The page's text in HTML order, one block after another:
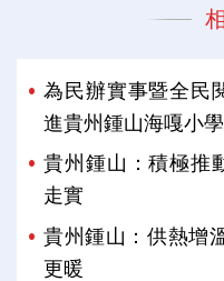
為民辦實事暨全民
進貴州鍾山海嘎小學
貴州鍾山：積極推
走實
貴州鍾山：供熱增
更暖